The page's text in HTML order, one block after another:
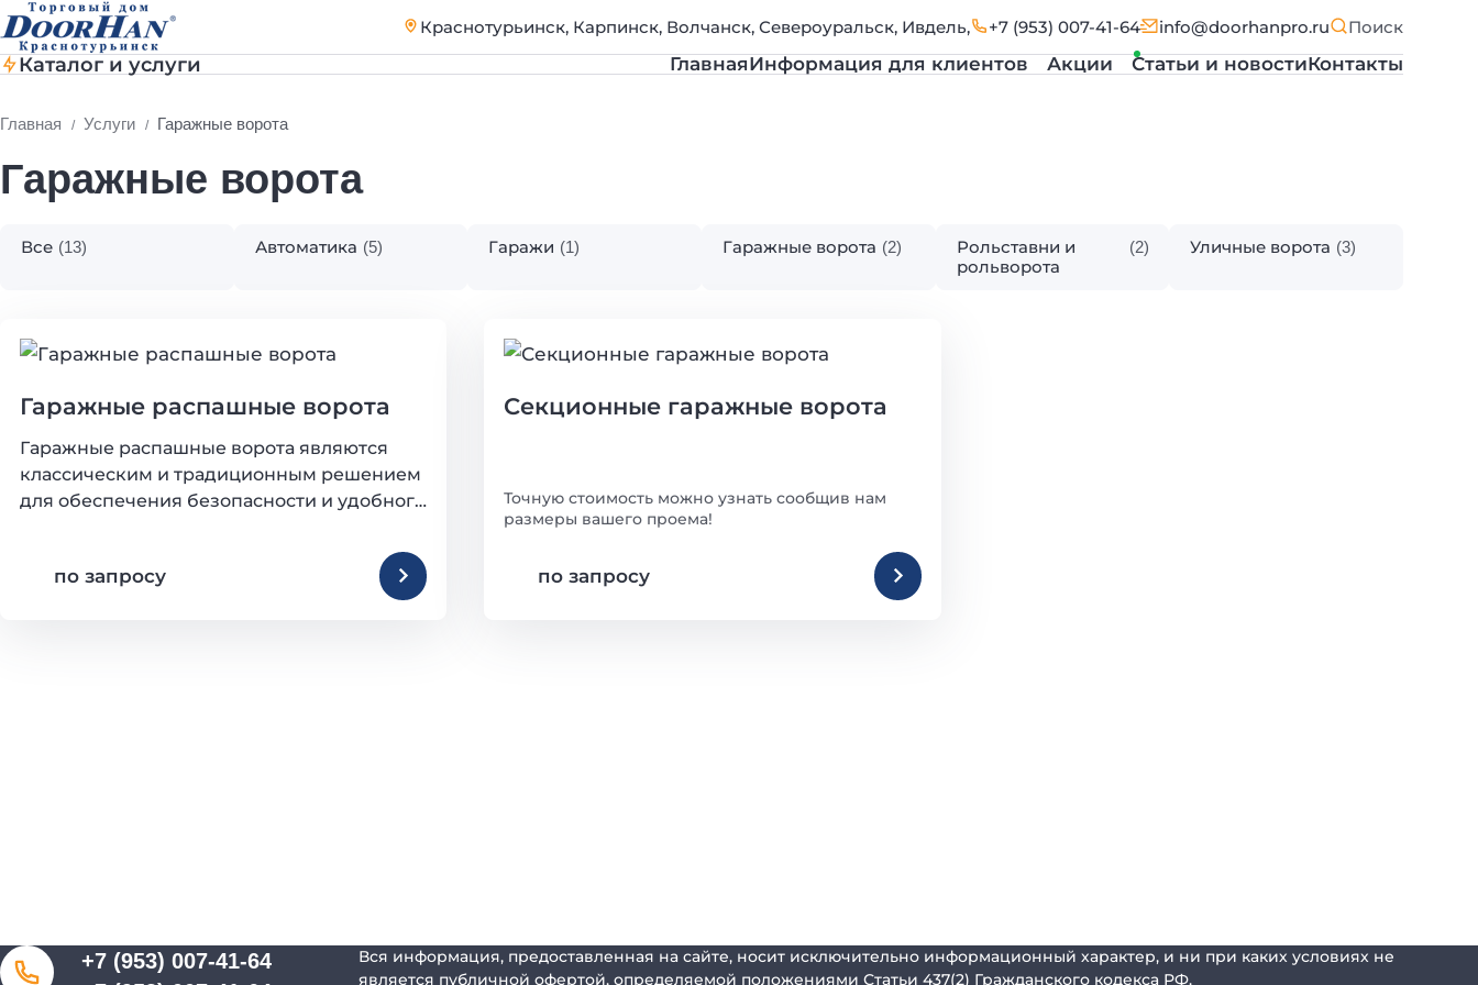
Краснотурьинск, Карпинск, Волчанск, Североуральск, Ивдель, +7 (953) 007-41-64 info@doorhanpro.ru Поиск
Каталог и услуги ГлавнаяИнформация для клиентов Акции Статьи и новостиКонтакты
Главная Услуги Гаражные ворота
Гаражные ворота
Все (13) Автоматика (5) Гаражи (1) Гаражные ворота (2)
Рольставни и
рольворота
(2) Уличные ворота (3)
Гаражные распашные ворота
Гаражные распашные ворота являются
классическим и традиционным решением
для обеспечения безопасности и удобного
функциональностью и доступной ценой.
по запросу
Секционные гаражные ворота
Точную стоимость можно узнать сообщив нам
размеры вашего проема!
по запросу
+7 (953) 007-41-64
Вся информация, предоставленная на сайте, носит исключительно информационный характер, и ни при каких условиях не
является публичной офертой, определяемой положениями Статьи 437(2) Гражданского кодекса РФ.